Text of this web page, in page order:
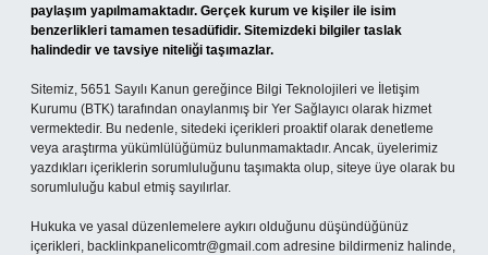
paylaşım yapılmamaktadır. Gerçek kurum ve kişiler ile isim
benzerlikleri tamamen tesadüfidir. Sitemizdeki bilgiler taslak
halindedir ve tavsiye niteliği taşımazlar.
Sitemiz, 5651 Sayılı Kanun gereğince Bilgi Teknolojileri ve İletişim
Kurumu (BTK) tarafından onaylanmış bir Yer Sağlayıcı olarak hizmet
vermektedir. Bu nedenle, sitedeki içerikleri proaktif olarak denetleme
veya araştırma yükümlülüğümüz bulunmamaktadır. Ancak, üyelerimiz
yazdıkları içeriklerin sorumluluğunu taşımakta olup, siteye üye olarak bu
sorumluluğu kabul etmiş sayılırlar.
Hukuka ve yasal düzenlemelere aykırı olduğunu düşündüğünüz
içerikleri, backlinkpanelicomtr@gmail.com adresine bildirmeniz halinde,